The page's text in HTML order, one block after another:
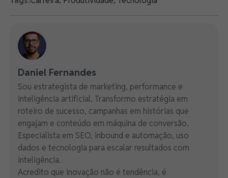
Daniel Fernandes
Sou estrategista de marketing, performance e
inteligência artificial. Transformo estratégia em
roteiro de sucesso, campanhas em histórias que
engajam e conteúdo em máquina de conversão.
Especialista em SEO, inbound e automação, uso
dados e tecnologia para escalar resultados com
inteligência.
Acredito que inovação não é tendência, é